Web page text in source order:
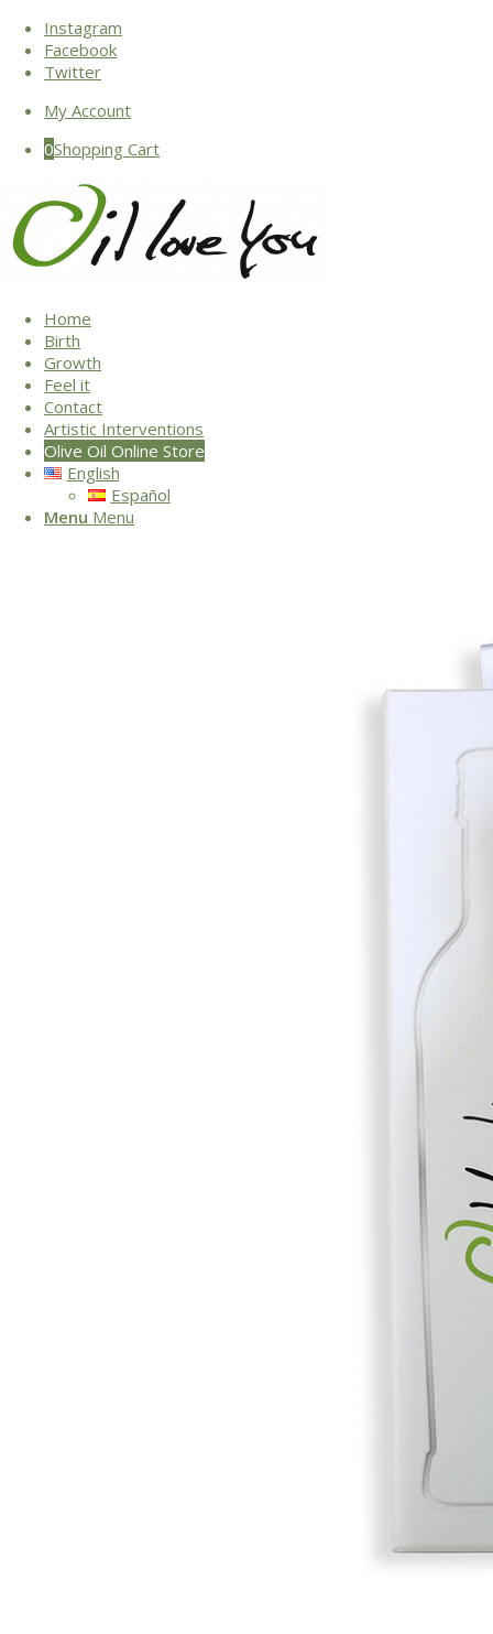
Instagram
Facebook
Twitter
My Account
0Shopping Cart
Home
Birth
Growth
Feel it
Contact
Artistic Interventions
Olive Oil Online Store
English
Español
Menu Menu